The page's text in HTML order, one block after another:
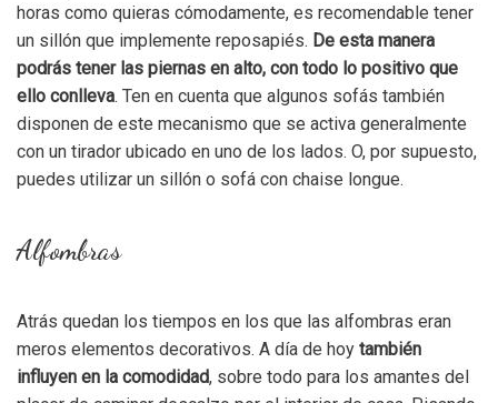
horas como quieras cómodamente, es recomendable tener
un sillón que implemente reposapiés. De esta manera
podrás tener las piernas en alto, con todo lo positivo que
ello conlleva. Ten en cuenta que algunos sofás también
disponen de este mecanismo que se activa generalmente
con un tirador ubicado en uno de los lados. O, por supuesto,
puedes utilizar un sillón o sofá con chaise longue.
Alfombras
Atrás quedan los tiempos en los que las alfombras eran
meros elementos decorativos. A día de hoy también
influyen en la comodidad, sobre todo para los amantes del